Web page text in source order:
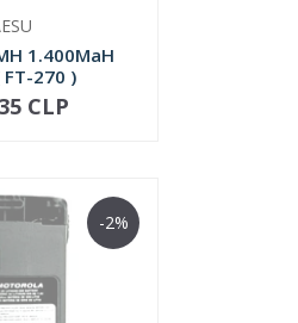
1.400MaH
FT-270 )
OUTCLP
-2%